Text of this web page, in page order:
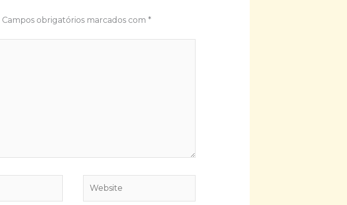
Campos obrigatórios marcados com *